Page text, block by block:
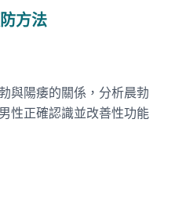
方法
與陽痿的關係，分析晨勃
性正確認識並改善性功能